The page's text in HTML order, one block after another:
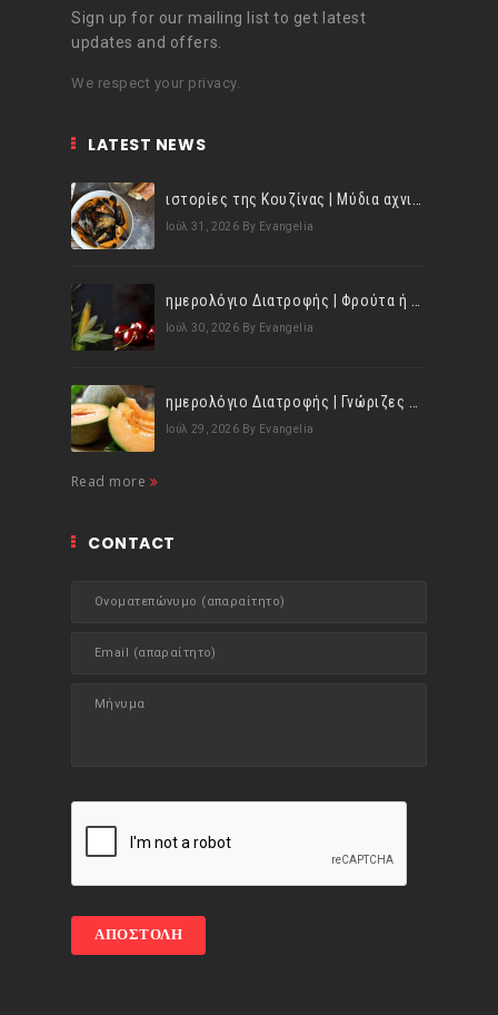
Sign up for our mailing list to get latest
updates and offers.
We respect your privacy.
LATEST NEWS
ιστορίες της Κουζίνας | Μύδια αχνιστά σβησμένα με λευκό κρασί!
Ιούλ 31, 2026 By Evangelia
ημερολόγιο Διατροφής | Φρούτα ή λαχανικά; Γνωρίζεις τη διαφορά;
Ιούλ 30, 2026 By Evangelia
ημερολόγιο Διατροφής | Γνώριζες ότι, το πεπόνι περιέχει πολλές βιταμίνες;
Ιούλ 29, 2026 By Evangelia
Read more
CONTACT